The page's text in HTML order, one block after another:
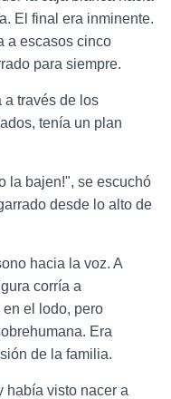
El final era inminente.
a escasos cinco
para siempre.
a través de los
tenía un plan
la bajen!", se escuchó
desde lo alto de
hacia la voz. A
corría a
el lodo, pero
Era
de la familia.
había visto nacer a